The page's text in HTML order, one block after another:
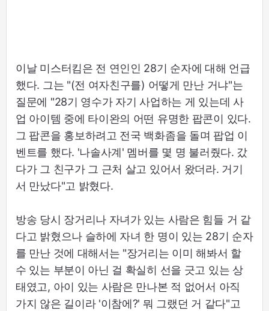
이날 미스터킴은 전 연인인 28기 순자에 대해 언급
했다. 그는 "(전 여자친구를) 어떻게 만난 거냐"는
질문에 "28기 영수가 자기 사업하는 게 있는데 사
업 아이템 중에 타이완의 어떤 유명한 팝콘이 있다.
그 팝콘을 홍보하려고 전국 백화좀을 돌며 팝업 이
벤트를 했다. '나솔사계' 멤버를 몇 명 불러줬다. 갔
다가 그 친구가 그 근처 살고 있어서 왔더라. 거기
서 만났다"고 밝혔다.
방송 당시 장거리나 자녀가 있는 사람은 힘들 거 같
다고 밝혔으나 슬하에 자녀 한 명이 있는 28기 순자
를 만난 것에 대해서는 "장거리는 이미 해봐서 할
수 있는 부분이 아닌 걸 확실히 선을 긋고 있는 상
태였고, 아이 있는 사람은 만나본 적 없어서 아직
가지 않은 길이라 '이참에?' 뭐 그랬던 거 같다"고